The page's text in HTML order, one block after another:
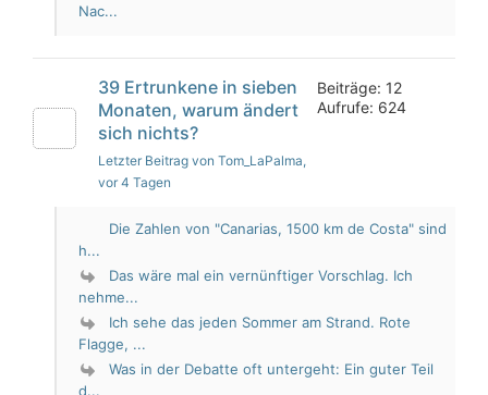
Nac...
39 Ertrunkene in sieben
Monaten, warum ändert
sich nichts?
Letzter Beitrag von Tom_LaPalma,
vor 4 Tagen
Beiträge: 12
Aufrufe: 624
Die Zahlen von "Canarias, 1500 km de Costa" sind
h...
Das wäre mal ein vernünftiger Vorschlag. Ich
nehme...
Ich sehe das jeden Sommer am Strand. Rote
Flagge, ...
Was in der Debatte oft untergeht: Ein guter Teil
d...